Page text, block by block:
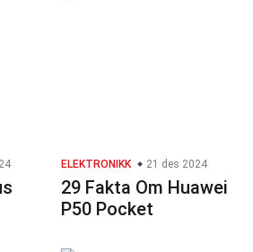
ELEKTRONIKK 21 des 2024
29 Fakta Om Huawei
P50 Pocket